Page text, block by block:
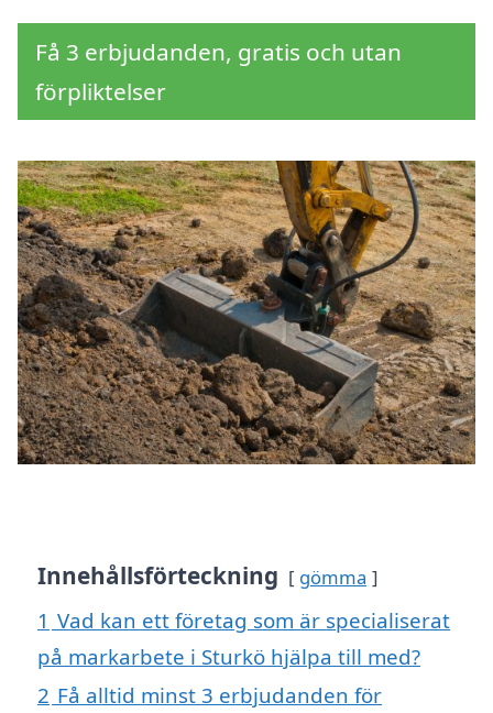
Få 3 erbjudanden, gratis och utan
förpliktelser
Innehållsförteckning gömma
1 Vad kan ett företag som är specialiserat
på markarbete i Sturkö hjälpa till med?
2 Få alltid minst 3 erbjudanden för